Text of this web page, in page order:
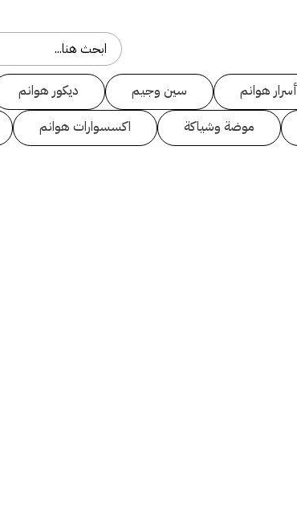
أسرار هوانم سين وجيم ديكور هوانم
موضة وشياكة اكسسوارات هوانم